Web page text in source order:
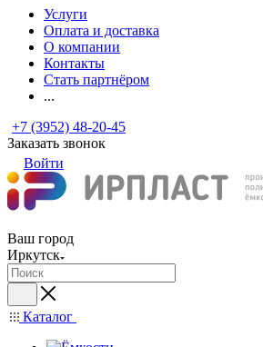
Услуги
Оплата и доставка
О компании
Контакты
Стать партнёром
...
+7 (3952) 48-20-45
Заказать звонок
Войти
Ваш город
Иркутск
Каталог